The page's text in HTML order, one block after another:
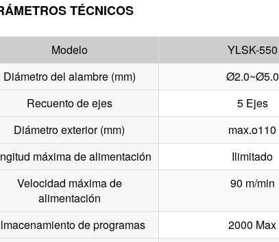
TÉCNICOS
Modelo YLSK-550
Diámetro del alambre (mm)
Ø2.0~Ø5.0
Recuento de ejes
5 Ejes
Diámetro exterior (mm)
max.o110
máxima de alimentación
Ilimitado
Velocidad máxima de
alimentación
90 m/min
de programas 2000 Max